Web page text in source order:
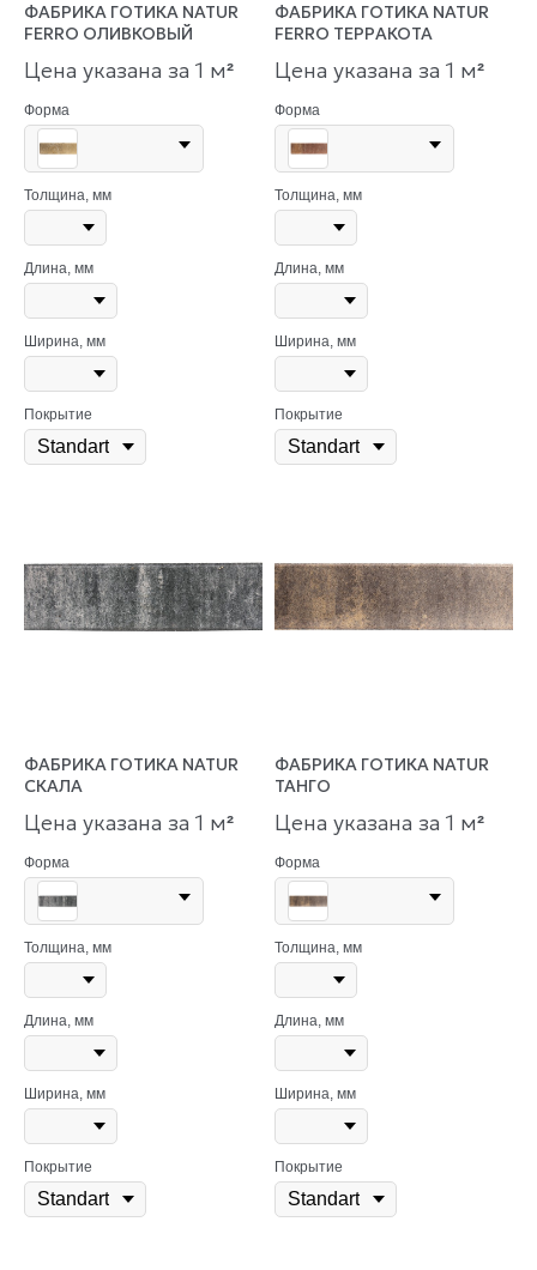
ФАБРИКА ГОТИКА NATUR
FERRO ОЛИВКОВЫЙ
Цена указана за 1 м²
Форма
Толщина, мм
Длина, мм
Ширина, мм
Покрытие
ФАБРИКА ГОТИКА NATUR
FERRO ТЕРРАКОТА
Цена указана за 1 м²
Форма
Толщина, мм
Длина, мм
Ширина, мм
Покрытие
ФАБРИКА ГОТИКА NATUR
СКАЛА
Цена указана за 1 м²
Форма
Толщина, мм
Длина, мм
Ширина, мм
Покрытие
ФАБРИКА ГОТИКА NATUR
ТАНГО
Цена указана за 1 м²
Форма
Толщина, мм
Длина, мм
Ширина, мм
Покрытие